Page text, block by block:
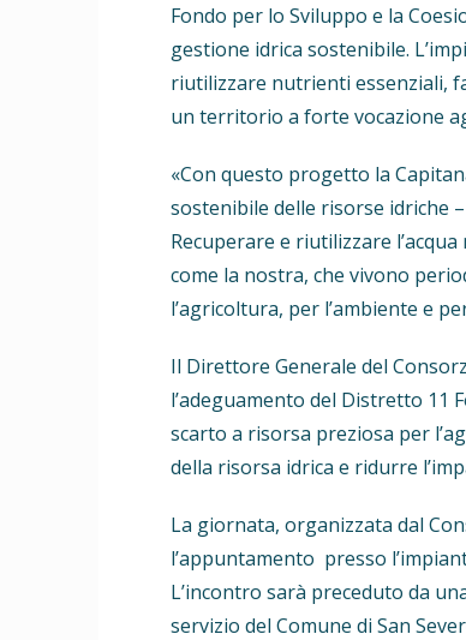
Fondo per lo Sviluppo e la
gestione idrica sostenibile.
riutilizzare nutrienti essenziali,
un territorio a forte vocazione
«Con questo progetto la
sostenibile delle risorse idriche
Recuperare e riutilizzare
come la nostra, che vivono
l’agricoltura, per l’ambiente e
Il Direttore Generale del
l’adeguamento del Distretto 11
scarto a risorsa preziosa per
della risorsa idrica e ridurre
La giornata, organizzata dal
l’appuntamento presso
L’incontro sarà preceduto da
servizio del Comune di San